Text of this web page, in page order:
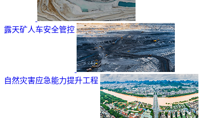
露天矿人车安全管控
自然灾害应急能力提升工程